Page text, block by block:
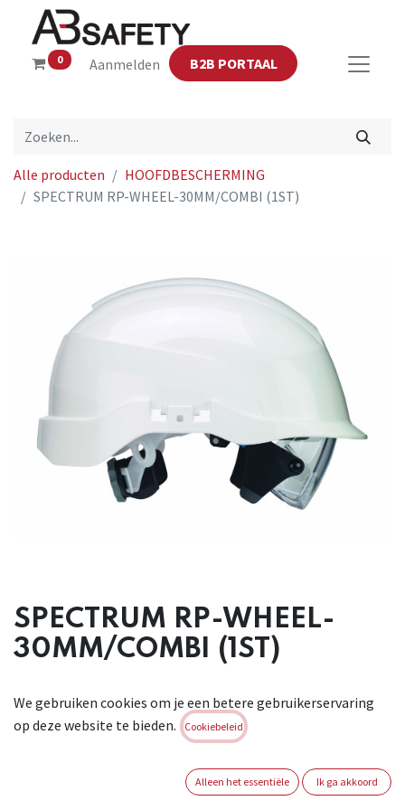
0 Aanmelden B2B PORTAAL
Alle producten
HOOFDBESCHERMING
SPECTRUM RP-WHEEL-30MM/COMBI (1ST)
SPECTRUM RP-WHEEL-
30MM/COMBI (1ST)
sterk ABS,
niet geventileerd. Met 6-punts binnenwerk in textiel (52-
absorberende hydro-flock zweetband. Zeer groot oppervlak
We gebruiken cookies om je een betere gebruikerservaring
op deze website te bieden.
Cookiebeleid
Alleen het essentiële Ik ga akkoord